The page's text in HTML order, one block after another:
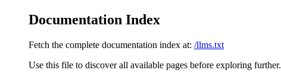
Documentation Index
Fetch the complete documentation index at: /llms.txt
Use this file to discover all available pages before exploring further.